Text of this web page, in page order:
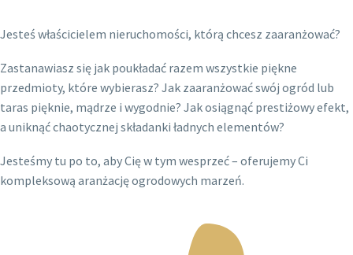
Jesteś właścicielem nieruchomości, którą chcesz zaaranżować?
Zastanawiasz się jak poukładać razem wszystkie piękne
przedmioty, które wybierasz? Jak zaaranżować swój ogród lub
taras pięknie, mądrze i wygodnie? Jak osiągnąć prestiżowy efekt,
a uniknąć chaotycznej składanki ładnych elementów?
Jesteśmy tu po to, aby Cię w tym wesprzeć – oferujemy Ci
kompleksową aranżację ogrodowych marzeń.